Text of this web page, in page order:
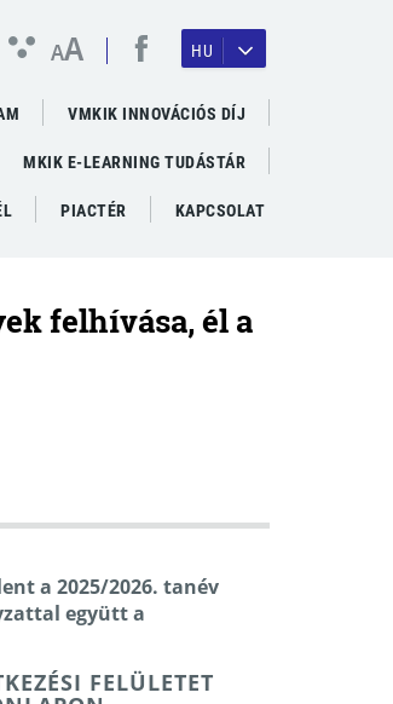
AA HU
VMKIK INNOVÁCIÓS DÍJ
MKIK E-LEARNING TUDÁSTÁR
PIACTÉR KAPCSOLAT
felhívása, él a
a 2025/2026. tanév
együtt a
FELÜLETET